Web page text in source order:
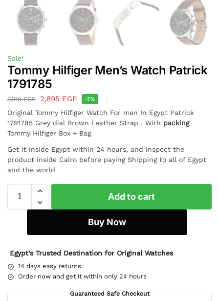
Sale!
Tommy Hilfiger Men’s Watch Patrick
1791785
3,100EGP 2,895 EGP -7%
Original Tommy Hilfiger Watch For men In Egypt Patrick
1791785 Grey dial Brown Leather Strap . With packing
Tommy Hilfiger Box + Bag
Get it inside Egypt within 24 hours, and inspect the
product inside Cairo before paying Shipping to all of Egypt
and the world
Add to cart
Buy Now
Egypt’s Trusted Destination for Original Watches
14 days easy returns
Order now and get it within only 24 hours
Guaranteed Safe Checkout